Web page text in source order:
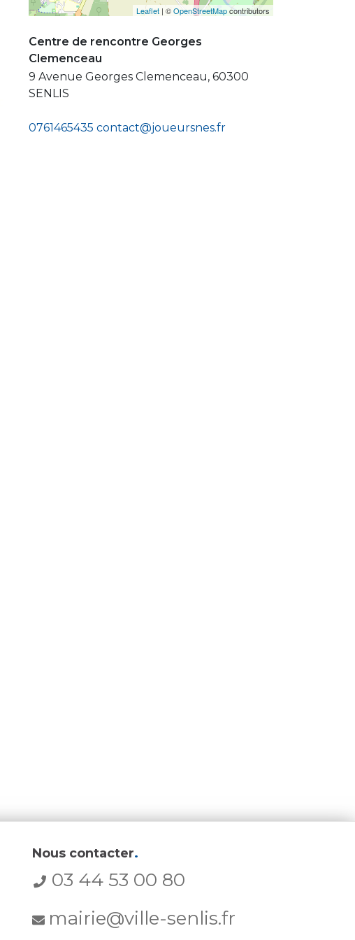
Leaflet | ©OpenStreetMapcontributors
Centre de rencontre Georges
Clemenceau
9 Avenue Georges Clemenceau, 60300
SENLIS
0761465435 contact@joueursnes.fr
Nous contacter.
03 44 53 00 80
mairie@ville-senlis.fr